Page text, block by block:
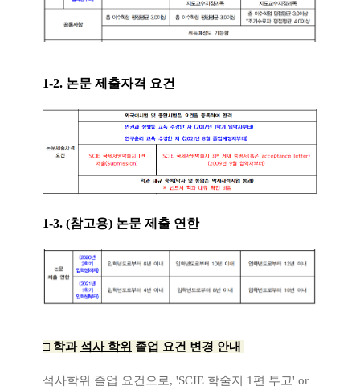
1-2. 논문 제출자격 요건
1-3. (참고용) 논문 제출 연한
□ 학과석사 학위 졸업 요건 변경 안내
석사학위 졸업 요건으로, 'SCIE 학술지 1편 투고' or